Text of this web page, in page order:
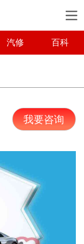
汽修 百科
我要咨询